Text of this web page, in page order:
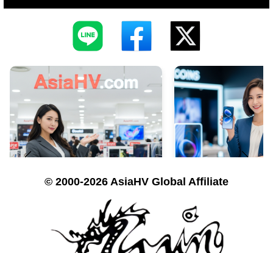
© 2000-2026 AsiaHV Global Affiliate